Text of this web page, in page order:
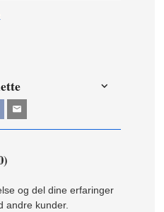
og del dine erfaringer
andre kunder.